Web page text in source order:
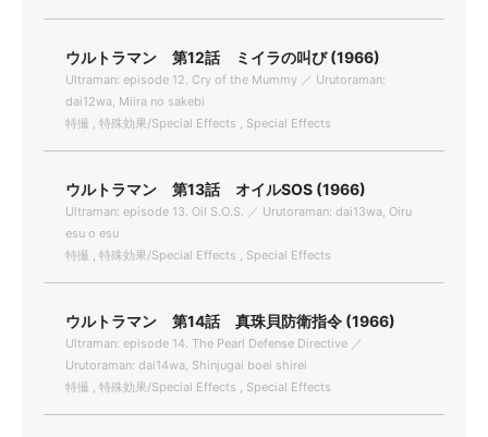
ウルトラマン 第12話 ミイラの叫び (1966)
Ultraman: episode 12. Cry of the Mummy ／ Urutoraman:
dai12wa, Miira no sakebi
特撮 , 特殊効果/Special Effects , Special Effects
ウルトラマン 第13話 オイルSOS (1966)
Ultraman: episode 13. Oil S.O.S. ／ Urutoraman: dai13wa, Oiru
esu o esu
特撮 , 特殊効果/Special Effects , Special Effects
ウルトラマン 第14話 真珠貝防衛指令 (1966)
Ultraman: episode 14. The Pearl Defense Directive ／
Urutoraman: dai14wa, Shinjugai boei shirei
特撮 , 特殊効果/Special Effects , Special Effects